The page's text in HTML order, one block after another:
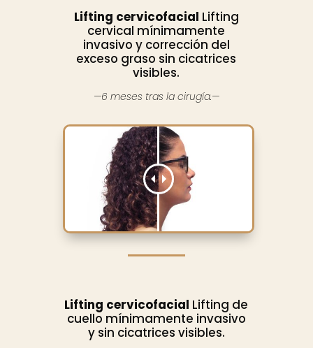
Lifting cervicofacial Lifting
cervical mínimamente
invasivo y corrección del
exceso graso sin cicatrices
visibles.
—6 meses tras la cirugía.—
Lifting cervicofacial Lifting de
cuello mínimamente invasivo
y sin cicatrices visibles.